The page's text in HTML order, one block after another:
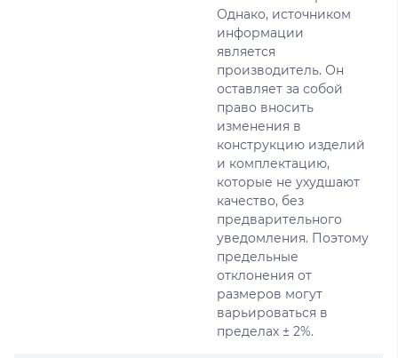
Однако, источником
информации
является
производитель. Он
оставляет за собой
право вносить
изменения в
конструкцию изделий
и комплектацию,
которые не ухудшают
качество, без
предварительного
уведомления. Поэтому
предельные
отклонения от
размеров могут
варьироваться в
пределах ± 2%.